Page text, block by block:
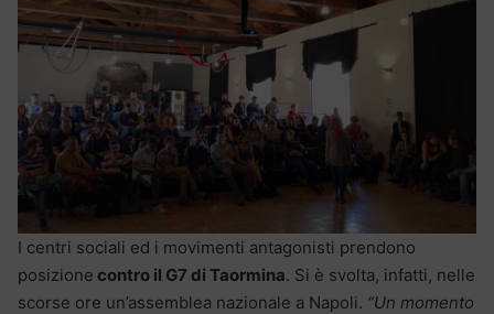
I centri sociali ed i movimenti antagonisti prendono
posizione contro il G7 di Taormina. Si è svolta, infatti, nelle
scorse ore un’assemblea nazionale a Napoli. “Un momento